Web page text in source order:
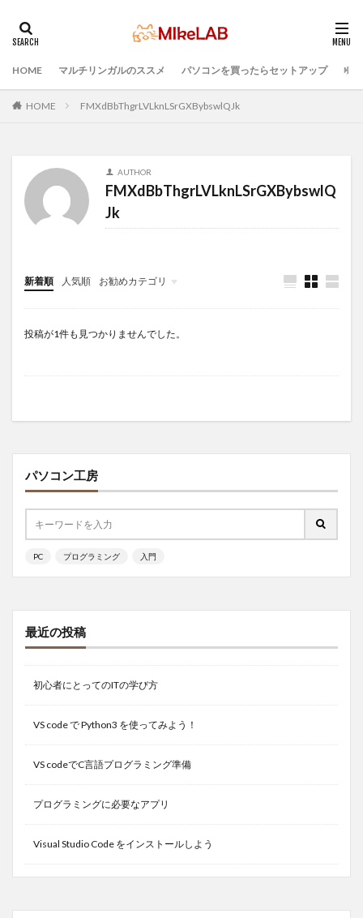
HOME マルチリンガルのススメ パソコンを買ったらセットアップ プ
HOME FMXdBbThgrLVLknLSrGXBybswlQJk
AUTHOR
FMXdBbThgrLVLknLSrGXBybswlQ
Jk
新着順 人気順 お勧めカテゴリ
Infomation
投稿が1件も見つかりませんでした。
パソコン工房
PC プログラミング 入門
最近の投稿
初心者にとってのITの学び方
VS code で Python3 を使ってみよう！
VS codeでC言語プログラミング準備
プログラミングに必要なアプリ
Visual Studio Code をインストールしよう
タグ
PC準備
プログラミング準備
PCセットアップ
初心者
ブラインドタッチ
PC選択
ウィルス対策